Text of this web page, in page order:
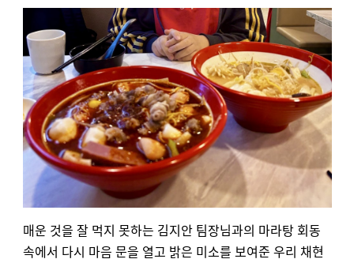
매운 것을 잘 먹지 못하는 김지안 팀장님과의 마라탕 회동
속에서 다시 마음 문을 열고 밝은 미소를 보여준 우리 채현